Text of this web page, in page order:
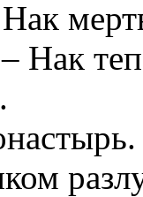
Нак
Нак